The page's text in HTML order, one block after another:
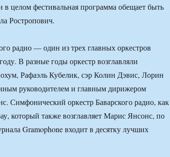
в целом фестивальная программа обещает быть
Ростропович.
радио — один из трех главных оркестров
В разные годы оркестр возглавляли
Рафаэль Кубелик, сэр Колин Дэвис, Лорин
руководителем и главным дирижером
Симфонический оркестр Баварского радио,
который также возглавляет Марис Янсонс, по
Gramophone входит в десятку лучших